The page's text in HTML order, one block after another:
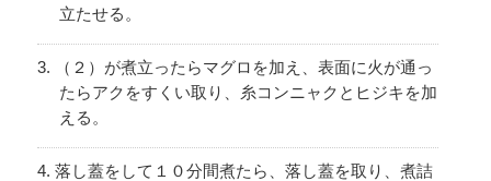
立たせる。
（２）が煮立ったらマグロを加え、表面に火が通っ
たらアクをすくい取り、糸コンニャクとヒジキを加
える。
落し蓋をして１０分間煮たら、落し蓋を取り、煮詰